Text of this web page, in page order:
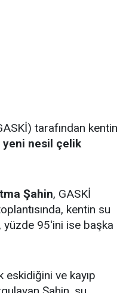
tarafından kentin
yeni nesil çelik
Şahin, GASKİ
kentin su
yüzde 95'ini ise başka
eskidiğini ve kayıp